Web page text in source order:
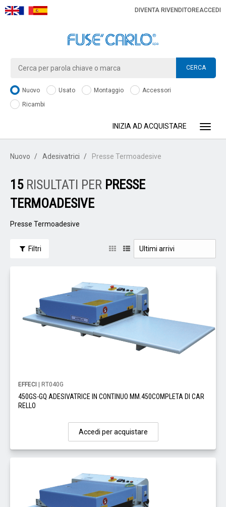
DIVENTA RIVENDITOREACCEDI
CERCA
Nuovo Usato Montaggio
Accessori
Ricambi
INIZIA AD ACQUISTARE
Nuovo Adesivatrici Presse Termoadesive
15 RISULTATI PER PRESSE
TERMOADESIVE
Presse Termoadesive
Filtri
EFFECI | RT040G
450GS-GQ ADESIVATRICE IN CONTINUO MM.450COMPLETA DI CAR
RELLO
Accedi per acquistare